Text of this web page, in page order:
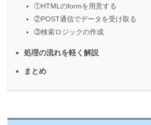
①HTMLのformを用意する
②POST通信でデータを受け取る
③検索ロジックの作成
処理の流れを軽く解説
まとめ